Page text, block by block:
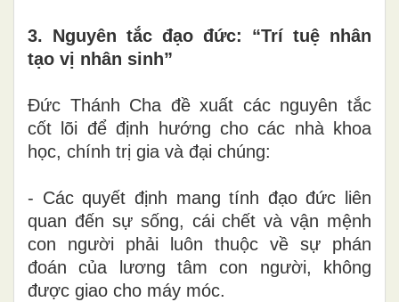
3. Nguyên tắc đạo đức: “Trí tuệ nhân
tạo vị nhân sinh”
Đức Thánh Cha đề xuất các nguyên tắc
cốt lõi để định hướng cho các nhà khoa
học, chính trị gia và đại chúng:
- Các quyết định mang tính đạo đức liên
quan đến sự sống, cái chết và vận mệnh
con người phải luôn thuộc về sự phán
đoán của lương tâm con người, không
được giao cho máy móc.